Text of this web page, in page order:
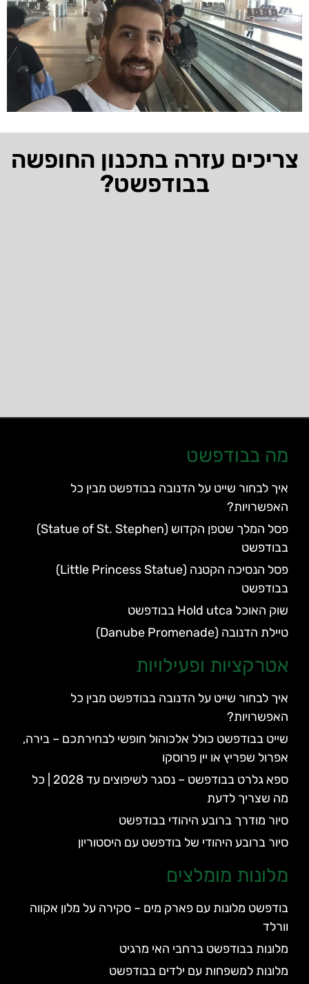
צריכים עזרה בתכנון החופשה
בבודפשט?
מה בבודפשט
איך לבחור שייט על הדנובה בבודפשט מבין כל
האפשרויות?
פסל המלך שטפן הקדוש (Statue of St. Stephen)
בבודפשט
פסל הנסיכה הקטנה (Little Princess Statue)
בבודפשט
שוק האוכל Hold utca בבודפשט
טיילת הדנובה (Danube Promenade)
אטרקציות ופעילויות
איך לבחור שייט על הדנובה בבודפשט מבין כל
האפשרויות?
שייט בבודפשט כולל אלכוהול חופשי לבחירתכם – בירה,
אפרול שפריץ או יין פרוסקו
ספא גלרט בבודפשט – נסגר לשיפוצים עד 2028 | כל
מה שצריך לדעת
סיור מודרך ברובע היהודי בבודפשט
סיור ברובע היהודי של בודפשט עם היסטוריון
מלונות מומלצים
בודפשט מלונות עם פארק מים – סקירה על מלון אקווה
וורלד
מלונות בבודפשט ברחבי האי מרגיט
מלונות למשפחות עם ילדים בבודפשט